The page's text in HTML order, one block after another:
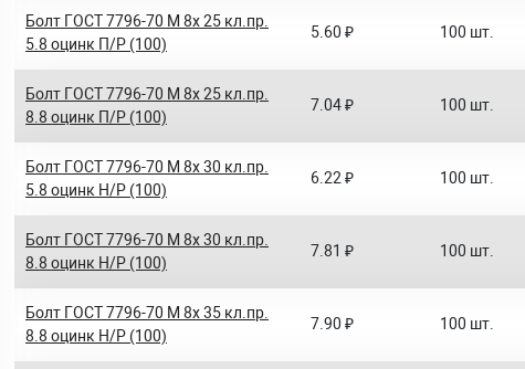
Болт ГОСТ 7796-70 M 8x 25 кл.пр.
5.8 оцинк П/Р (100)
5.60 ₽ 100 шт.
Болт ГОСТ 7796-70 M 8x 25 кл.пр.
8.8 оцинк П/Р (100)
7.04 ₽ 100 шт.
Болт ГОСТ 7796-70 M 8x 30 кл.пр.
5.8 оцинк Н/Р (100)
6.22 ₽ 100 шт.
Болт ГОСТ 7796-70 M 8x 30 кл.пр.
8.8 оцинк Н/Р (100)
7.81 ₽ 100 шт.
Болт ГОСТ 7796-70 M 8x 35 кл.пр.
8.8 оцинк Н/Р (100)
7.90 ₽ 100 шт.